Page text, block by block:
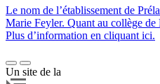
Le nom de l’établissement de
Marie Feyler. Quant au collège de
Plus d’information en cliquant ici.
Un site de la